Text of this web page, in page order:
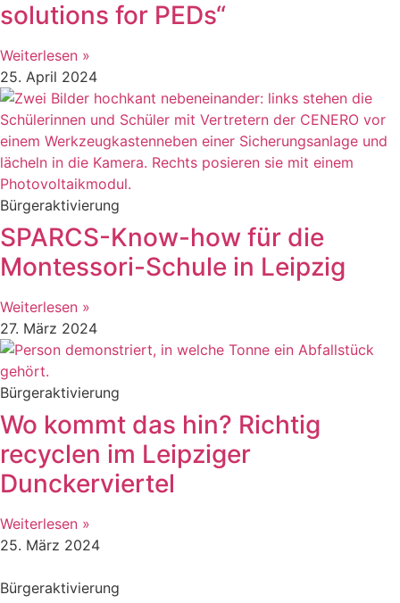
solutions for PEDs“
Weiterlesen »
25. April 2024
Bürgeraktivierung
SPARCS-Know-how für die
Montessori-Schule in Leipzig
Weiterlesen »
27. März 2024
Bürgeraktivierung
Wo kommt das hin? Richtig
recyclen im Leipziger
Dunckerviertel
Weiterlesen »
25. März 2024
Bürgeraktivierung